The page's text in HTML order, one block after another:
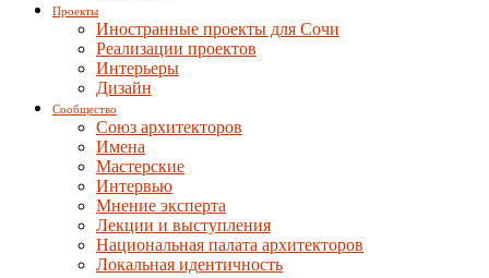
Проекты
Иностранные проекты для Сочи
Реализации проектов
Интерьеры
Дизайн
Сообщество
Союз архитекторов
Имена
Мастерские
Интервью
Мнение эксперта
Лекции и выступления
Национальная палата архитекторов
Локальная идентичность